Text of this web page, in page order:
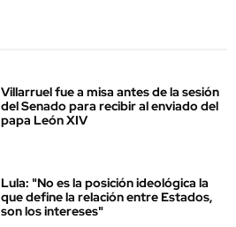
Villarruel fue a misa antes de la sesión
del Senado para recibir al enviado del
papa León XIV
Lula: "No es la posición ideológica la
que define la relación entre Estados,
son los intereses"